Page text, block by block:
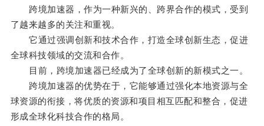
跨境加速器，作为一种新兴的、跨界合作的模式，受到
了越来越多的关注和重视。
它通过强调创新和技术合作，打造全球创新生态，促进
全球科技领域的交流和合作。
目前，跨境加速器已经成为了全球创新的新模式之一。
跨境加速器的优势在于，它能够通过强化本地资源与全
球资源的衔接，将优质的资源和项目相互匹配和整合，促进
形成全球化科技合作的格局。